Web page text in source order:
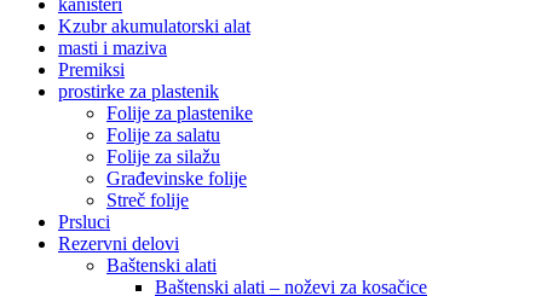
kanisteri
Kzubr akumulatorski alat
masti i maziva
Premiksi
prostirke za plastenik
Folije za plastenike
Folije za salatu
Folije za silažu
Građevinske folije
Streč folije
Prsluci
Rezervni delovi
Baštenski alati
Baštenski alati – noževi za kosačice